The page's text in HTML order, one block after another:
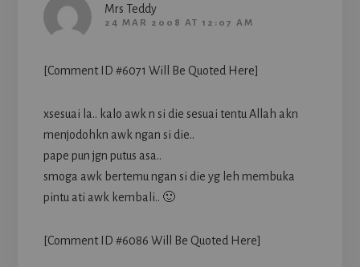
Mrs Teddy
24 MAR 2008 AT 12:07 AM
[Comment ID #6071 Will Be Quoted Here]
xsesuai la.. kalo awk n si die sesuai tentu Allah akn
menjodohkn awk ngan si die..
pape pun jgn putus asa..
smoga awk bertemu ngan si die yg leh membuka
pintu ati awk kembali.. 🙂
[Comment ID #6086 Will Be Quoted Here]